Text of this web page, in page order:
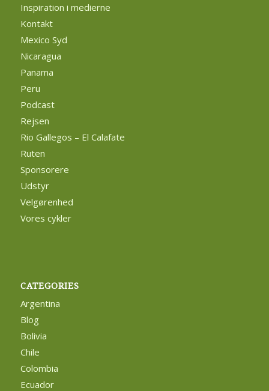
Inspiration i medierne
Kontakt
Mexico Syd
Nicaragua
Panama
Peru
Podcast
Rejsen
Rio Gallegos – El Calafate
Ruten
Sponsorere
Udstyr
Velgørenhed
Vores cykler
CATEGORIES
Argentina
Blog
Bolivia
Chile
Colombia
Ecuador